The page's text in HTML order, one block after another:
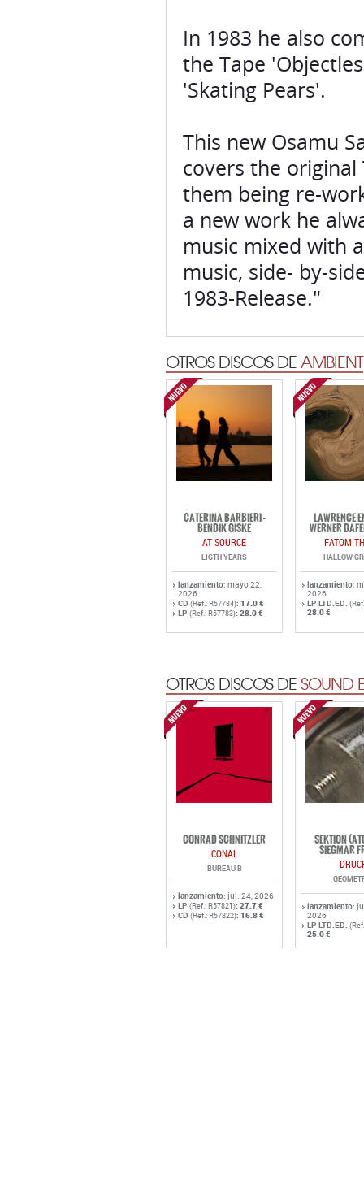
In 1983 he also
the Tape
'Skating Pears'.
This new Osamu
covers the original
them being re-
a new work he
music mixed with
music, side- by-
1983-Release."
OTROS DISCOS DEAMBIENT
CATERINA BARBIERI -
BENDIK GISKE
AT SOURCE
LIGTH YEARS
lanzamiento: mayo 22,
2026
CD (Ref.: R57784): 17.0 €
LP (Ref.: R57783): 28.0 €
LAWRENCE
WERNER
FATOM
HALLOW
lanzamiento:
2026
LP LTD.ED.
28.0 €
OTROS DISCOS DESOUND
CONRAD SCHNITZLER
CONAL
BUREAU B
lanzamiento: jul. 24, 2026
LP (Ref.: R57821): 27.7 €
CD (Ref.: R57822): 16.8 €
SEKTION
SIEGMAR
lanzamiento:
2026
LP LTD.ED.
25.0 €